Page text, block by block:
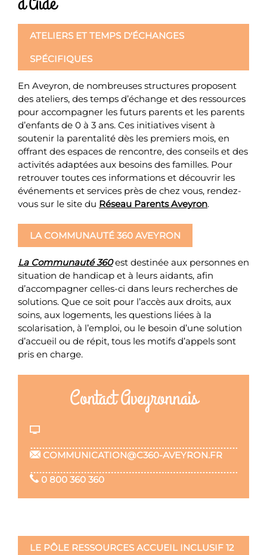
ATELIERS ET TEMPS D'ÉCHANGES
SPÉCIFIQUES
En Aveyron, de nombreuses structures proposent
des ateliers, des temps d’échange et des ressources
pour accompagner les futurs parents et les parents
d’enfants de 0 à 3 ans. Ces initiatives visent à
soutenir la parentalité dès les premiers mois, en
offrant des espaces de rencontre, des conseils et des
activités adaptées aux besoins des familles. Pour
retrouver toutes ces informations et découvrir les
événements et services près de chez vous, rendez-
vous sur le site du Réseau Parents Aveyron.
LA COMMUNAUTÉ 360 AVEYRON
La Communauté 360est destinée aux personnes en
situation de handicap et à leurs aidants, afin
d’accompagner celles-ci dans leurs recherches de
solutions. Que ce soit pour l’accès aux droits, aux
soins, aux logements, les questions liées à la
scolarisation, à l’emploi, ou le besoin d’une solution
d’accueil ou de répit, tous les motifs d’appels sont
pris en charge.
Contact Aveyronnais
COMMUNICATION@C360-AVEYRON.FR
0 800 360 360
LE PÔLE RESSOURCES ACCUEIL INCLUSIF 12